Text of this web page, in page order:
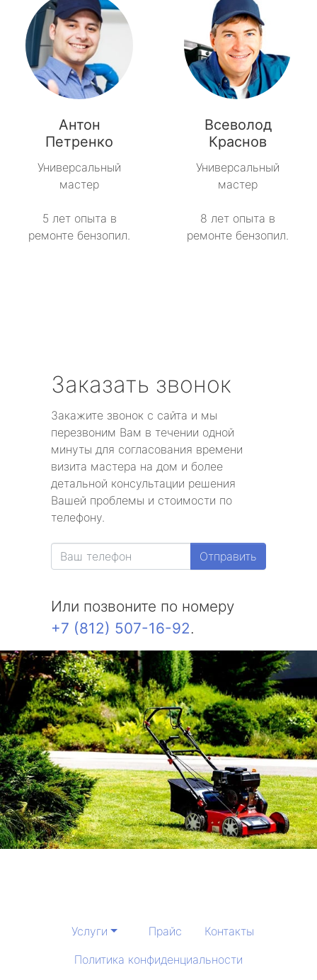
Антон
Петренко
Универсальный
мастер
5 лет опыта в
ремонте бензопил.
Всеволод
Краснов
Универсальный
мастер
8 лет опыта в
ремонте бензопил.
Заказать звонок
Закажите звонок с сайта и мы
перезвоним Вам в течении одной
минуты для согласования времени
визита мастера на дом и более
детальной консультации решения
Вашей проблемы и стоимости по
телефону.
Отправить
Или позвоните по номеру
+7 (812) 507-16-92.
Услуги Прайс
Контакты
Политика конфиденциальности